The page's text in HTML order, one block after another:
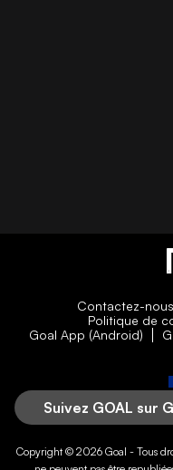
Contactez-nous
Politique de
Goal App (Android)
Suivez GOAL sur
Copyright © 2026 Goal - Tous